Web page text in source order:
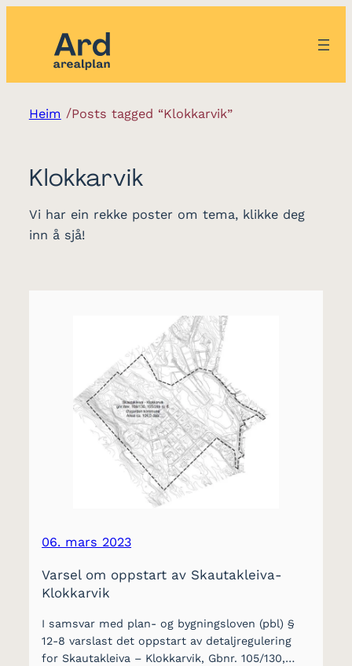
Heim /Posts tagged “Klokkarvik”
Klokkarvik
Vi har ein rekke poster om tema, klikke deg
inn å sjå!
06. mars 2023
Varsel om oppstart av Skautakleiva-
Klokkarvik
I samsvar med plan- og bygningsloven (pbl) §
12-8 varslast det oppstart av detaljregulering
for Skautakleiva – Klokkarvik, Gbnr. 105/130,…